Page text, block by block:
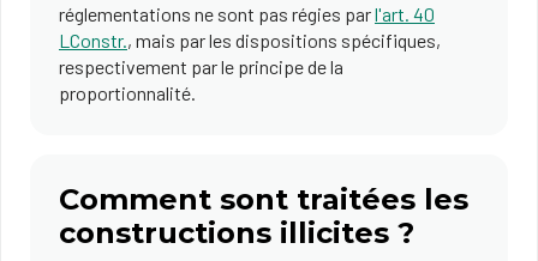
réglementations ne sont pas régies parl'art. 40
LConstr., mais par les dispositions spécifiques,
respectivement par le principe de la
proportionnalité.
Comment sont traitées les
constructions illicites ?